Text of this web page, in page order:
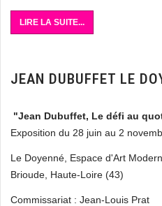
LIRE LA SUITE...
JEAN DUBUFFET LE
"Jean Dubuffet, Le défi au
Exposition du 28 juin au 2
Le Doyenné, Espace d'Art
Brioude, Haute-Loire (43)
Commissariat : Jean-Louis Prat